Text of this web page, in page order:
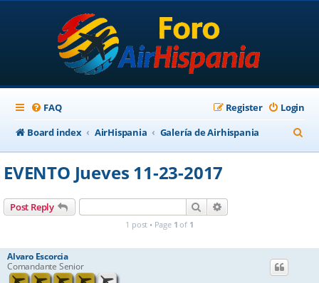
FAQ Login
Register
Board index
AirHispania Galería de Airhispania
e
EVENTO Jueves 11-23-2017
Post Reply Search
1 post • Page 1 of 1
Alvaro Escorcia
Comandante Senior